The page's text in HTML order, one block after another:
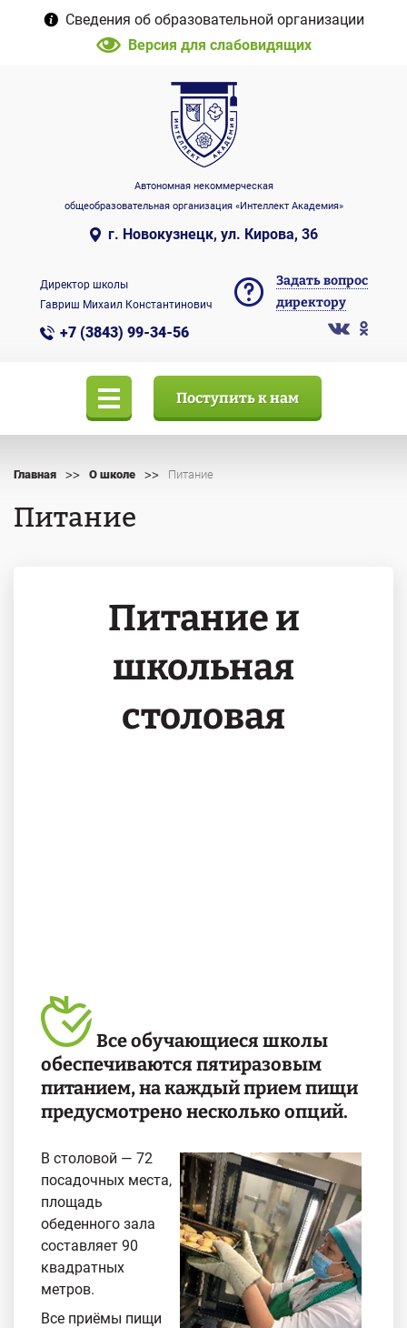
Сведения об образовательной организации
Версия для слабовидящих
Автономная некоммерческая
общеобразовательная организация «Интеллект Академия»
г. Новокузнецк, ул. Кирова, 36
Директор школы
Гавриш Михаил Константинович
+7 (3843) 99-34-56
Задать вопрос
директору
Поступить к нам
Главная >> О школе >> Питание
Питание
Питание и
школьная
столовая
Все обучающиеся школы
обеспечиваются пятиразовым
питанием, на каждый прием пищи
предусмотрено несколько опций.
В столовой — 72
посадочных места,
площадь
обеденного зала
составляет 90
квадратных
метров.
Все приёмы пищи